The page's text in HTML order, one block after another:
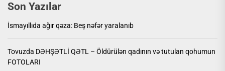
Son Yazılar
İsmayıllıda ağır qəza: Beş nəfər yaralanıb
Tovuzda DƏHŞƏTLİ QƏTL – Öldürülən qadının və tutulan qohumun
FOTOLARI